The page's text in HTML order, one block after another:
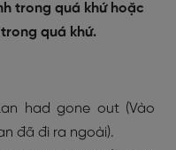
trong quá khứ hoặc
quá khứ.
had gone out (Vào
đã đi ra ngoài).